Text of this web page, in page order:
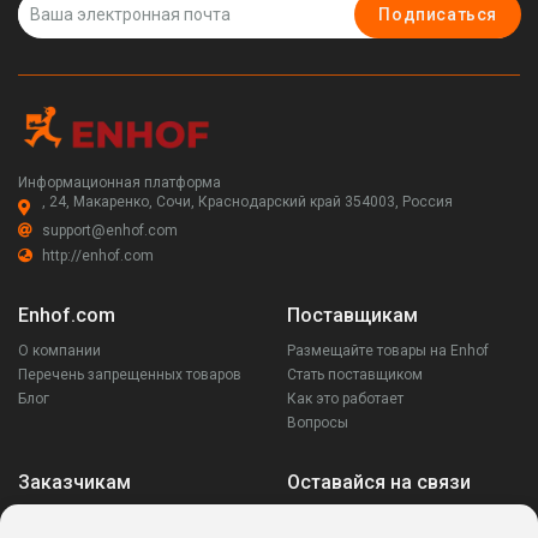
Подписаться
Информационная платформа
, 24, Макаренко, Сочи, Краснодарский край 354003, Россия
support@enhof.com
http://enhof.com
Enhof.com
О компании
Перечень запрещенных товаров
Блог
Поставщикам
Размещайте товары на Enhof
Стать поставщиком
Как это работает
Вопросы
Заказчикам Оставайся на связи